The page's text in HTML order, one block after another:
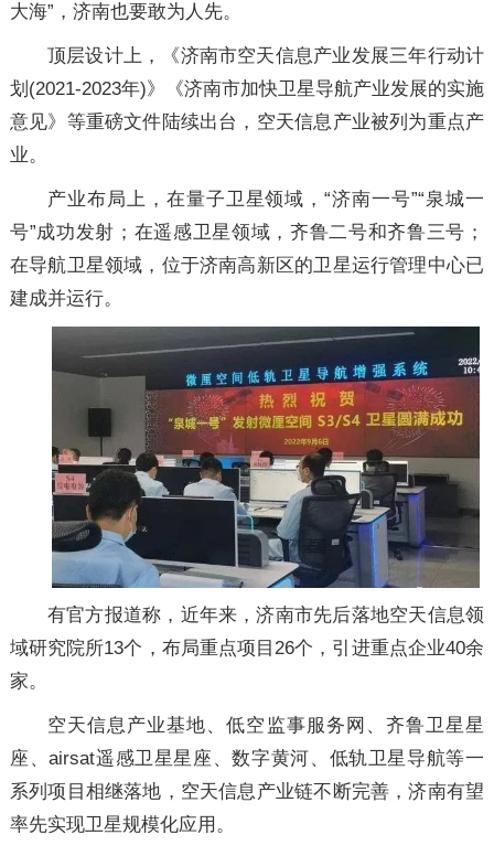
大海”，济南也要敢为人先。
顶层设计上，《济南市空天信息产业发展三年行动计
划(2021-2023年)》《济南市加快卫星导航产业发展的实施
意见》等重磅文件陆续出台，空天信息产业被列为重点产
业。
产业布局上，在量子卫星领域，“济南一号”“泉城一
号”成功发射；在遥感卫星领域，齐鲁二号和齐鲁三号；
在导航卫星领域，位于济南高新区的卫星运行管理中心已
建成并运行。
有官方报道称，近年来，济南市先后落地空天信息领
域研究院所13个，布局重点项目26个，引进重点企业40余
家。
空天信息产业基地、低空监事服务网、齐鲁卫星星
座、airsat遥感卫星星座、数字黄河、低轨卫星导航等一
系列项目相继落地，空天信息产业链不断完善，济南有望
率先实现卫星规模化应用。